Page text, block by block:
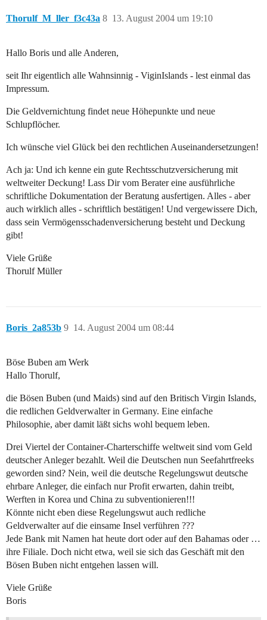
Thorulf_M_ller_f3c43a 13. August 2004 um 19:10
8
Hallo Boris und alle Anderen,
seit Ihr eigentlich alle Wahnsinnig - ViginIslands - lest einmal das
Impressum.
Die Geldvernichtung findet neue Höhepunkte und neue
Schlupflöcher.
Ich wünsche viel Glück bei den rechtlichen Auseinandersetzungen!
Ach ja: Und ich kenne ein gute Rechtsschutzversicherung mit
weltweiter Deckung! Lass Dir vom Berater eine ausführliche
schriftliche Dokumentation der Beratung ausfertigen. Alles - aber
auch wirklich alles - schriftlich bestätigen! Und vergewissere Dich,
dass sein Vermögensschadenversicherung besteht und Deckung
gibt!
Viele Grüße
Thorulf Müller
Boris_2a853b 14. August 2004 um 08:44
9
Böse Buben am Werk
Hallo Thorulf,
die Bösen Buben (und Maids) sind auf den Britisch Virgin Islands,
die redlichen Geldverwalter in Germany. Eine einfache
Philosophie, aber damit läßt sichs wohl bequem leben.
Drei Viertel der Container-Charterschiffe weltweit sind vom Geld
deutscher Anleger bezahlt. Weil die Deutschen nun Seefahrtfreeks
geworden sind? Nein, weil die deutsche Regelungswut deutsche
ehrbare Anleger, die einfach nur Profit erwarten, dahin treibt,
Werften in Korea und China zu subventionieren!!!
Könnte nicht eben diese Regelungswut auch redliche
Geldverwalter auf die einsame Insel verführen ???
Jede Bank mit Namen hat heute dort oder auf den Bahamas oder …
ihre Filiale. Doch nicht etwa, weil sie sich das Geschäft mit den
Bösen Buben nicht entgehen lassen will.
Viele Grüße
Boris